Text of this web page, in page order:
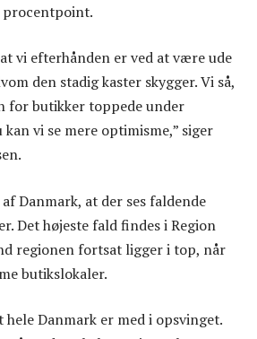
procentpoint.
vi efterhånden er ved at være ude
den stadig kaster skygger. Vi så,
for butikker toppede under
vi se mere optimisme,” siger
Danmark, at der ses faldende
Det højeste fald findes i Region
regionen fortsat ligger i top, når
butikslokaler.
Danmark er med i opsvinget.